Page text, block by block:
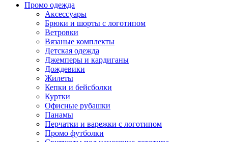
Промо одежда
Аксессуары
Брюки и шорты с логотипом
Ветровки
Вязаные комплекты
Детская одежда
Джемперы и кардиганы
Дождевики
Жилеты
Кепки и бейсболки
Куртки
Офисные рубашки
Панамы
Перчатки и варежки с логотипом
Промо футболки